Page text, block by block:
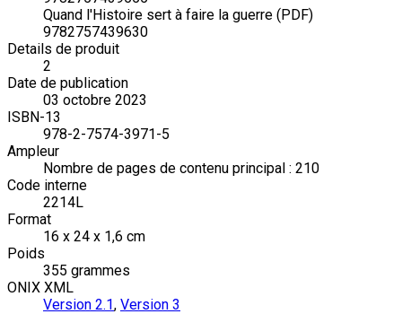
Quand l'Histoire sert à faire la guerre (PDF)
9782757439630
Details de produit
2
Date de publication
03 octobre 2023
ISBN-13
978-2-7574-3971-5
Ampleur
Nombre de pages de contenu principal : 210
Code interne
2214L
Format
16 x 24 x 1,6 cm
Poids
355 grammes
ONIX XML
Version 2.1, Version 3